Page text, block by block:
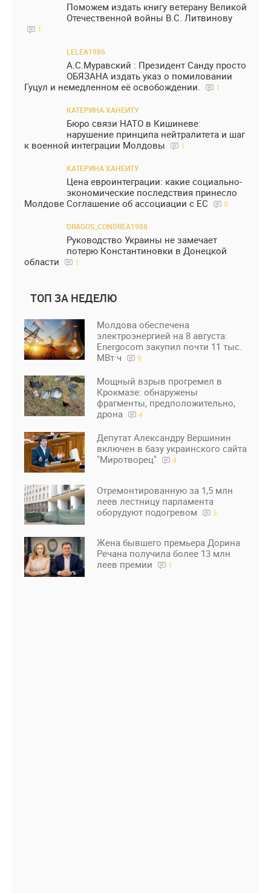
Поможем издать книгу ветерану Великой
Отечественной войны В.С. Литвинову
1
LELEA1986
А.С.Муравский : Президент Санду просто
ОБЯЗАНА издать указ о помиловании
Гуцул и немедленном её освобождении.
1
КАТЕРИНА ХАНЕИТУ
Бюро связи НАТО в Кишиневе:
нарушение принципа нейтралитета и шаг
к военной интеграции Молдовы
1
КАТЕРИНА ХАНЕИТУ
Цена евроинтеграции: какие социально-
экономические последствия принесло
Молдове Соглашение об ассоциации с ЕС
0
DRAGOS_CONDREA1988
Руководство Украины не замечает
потерю Константиновки в Донецкой
области
1
ТОП ЗА НЕДЕЛЮ
Молдова обеспечена
электроэнергией на 8 августа:
Energocom закупил почти 11 тыс.
МВт·ч
9
Мощный взрыв прогремел в
Крокмазе: обнаружены
фрагменты, предположительно,
дрона
4
Депутат Александру Вершинин
включен в базу украинского сайта
"Миротворец"
4
Отремонтированную за 1,5 млн
леев лестницу парламента
оборудуют подогревом
3
Жена бывшего премьера Дорина
Речана получила более 13 млн
леев премии
1